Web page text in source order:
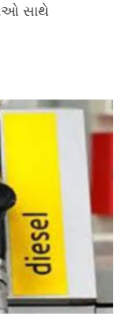
સાથે